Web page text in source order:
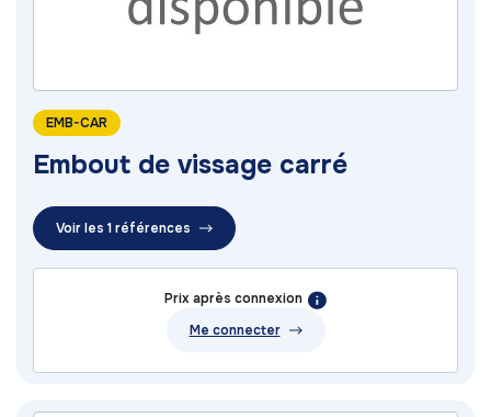
EMB-CAR
Embout de vissage carré
Voir les 1 références
Prix après connexion
Me connecter